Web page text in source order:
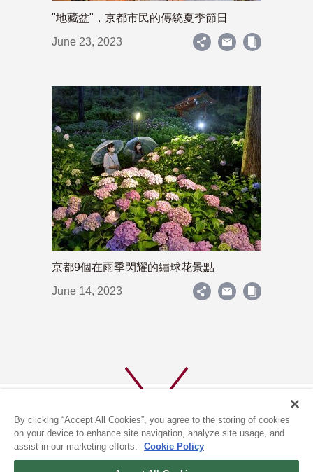
"地藏盆"，京都市民的傳統夏季節日
June 23, 2023
京都9個在雨季閃耀的繡球花景點
June 14, 2023
By clicking “Accept All Cookies”, you agree to the storing of cookies
on your device to enhance site navigation, analyze site usage, and
assist in our marketing efforts.
Cookie Policy